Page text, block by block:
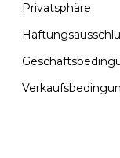
Privatsphäre